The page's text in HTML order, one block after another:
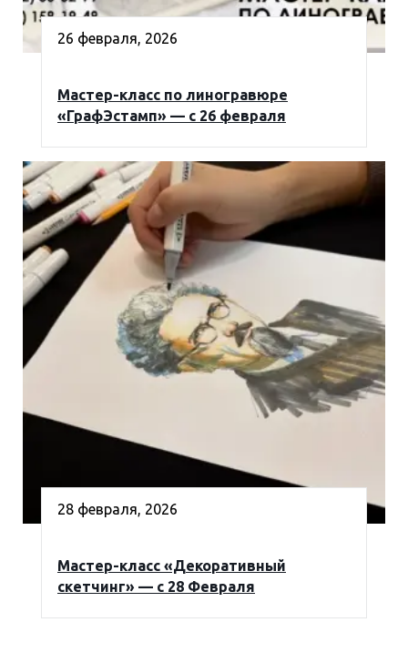
26 февраля, 2026
Мастер-класс по линогравюре
«ГрафЭстамп» — с 26 февраля
28 февраля, 2026
Мастер-класс «Декоративный
скетчинг» — с 28 Февраля